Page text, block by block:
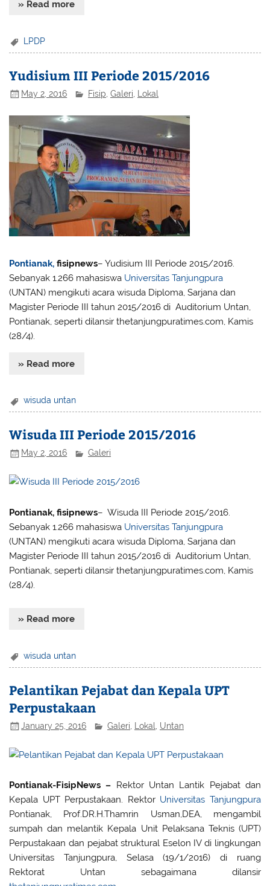
» Read more
LPDP
Yudisium III Periode 2015/2016
May 2, 2016 Fisip ,Galeri Lokal
Pontianak,fisipnews– Yudisium III Periode 2015/2016.
Sebanyak 1.266 mahasiswa Universitas Tanjungpura
(UNTAN) mengikuti acara wisuda Diploma, Sarjana dan
Magister Periode III tahun 2015/2016 di Auditorium Untan,
Pontianak, seperti dilansir thetanjungpuratimes.com, Kamis
(28/4).
» Read more
wisuda untan
Wisuda III Periode 2015/2016
May 2, 2016 Galeri
Pontianak, fisipnews– Wisuda III Periode 2015/2016.
Sebanyak 1.266 mahasiswa Universitas Tanjungpura
(UNTAN) mengikuti acara wisuda Diploma, Sarjana dan
Magister Periode III tahun 2015/2016 di Auditorium Untan,
Pontianak, seperti dilansir thetanjungpuratimes.com, Kamis
(28/4).
» Read more
wisuda untan
Pelantikan Pejabat dan Kepala UPT
Perpustakaan
January 25, 2016 Galeri Lokal Untan
Pontianak-FisipNews – Rektor Untan Lantik Pejabat dan
Kepala UPT Perpustakaan. RektorUniversitas Tanjungpura
Pontianak, Prof.DR.H.Thamrin Usman,DEA, mengambil
sumpah dan melantik Kepala Unit Pelaksana Teknis (UPT)
Perpustakaan dan pejabat struktural Eselon IV di lingkungan
Universitas Tanjungpura, Selasa (19/1/2016) di ruang
Rektorat Untan sebagaimana dilansir